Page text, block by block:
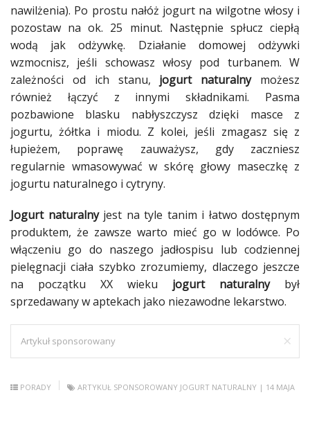
nawilżenia). Po prostu nałóż jogurt na wilgotne włosy i
pozostaw na ok. 25 minut. Następnie spłucz ciepłą
wodą jak odżywkę. Działanie domowej odżywki
wzmocnisz, jeśli schowasz włosy pod turbanem. W
zależności od ich stanu, jogurt naturalny możesz
również łączyć z innymi składnikami. Pasma
pozbawione blasku nabłyszczysz dzięki masce z
jogurtu, żółtka i miodu. Z kolei, jeśli zmagasz się z
łupieżem, poprawę zauważysz, gdy zaczniesz
regularnie wmasowywać w skórę głowy maseczkę z
jogurtu naturalnego i cytryny.
Jogurt naturalnyjest na tyle tanim i łatwo dostępnym
produktem, że zawsze warto mieć go w lodówce. Po
włączeniu go do naszego jadłospisu lub codziennej
pielęgnacji ciała szybko zrozumiemy, dlaczego jeszcze
na początku XX wieku jogurt naturalnybył
sprzedawany w aptekach jako niezawodne lekarstwo.
Artykuł sponsorowany ×
PORADY ARTYKUŁ SPONSOROWANY JOGURT NATURALNY | 14 MAJA